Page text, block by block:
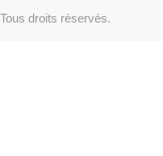
droits réservés.